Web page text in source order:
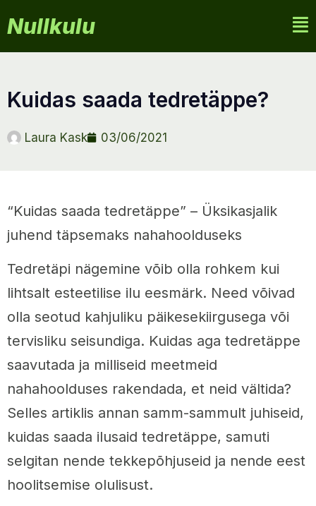
Nullkulu
kuidas saada tedretäppe?
Laura Kask 03/06/2021
“Kuidas saada tedretäppe” – Üksikasjalik
juhend täpsemaks nahahoolduseks
Tedretäpi nägemine võib olla rohkem kui
lihtsalt esteetilise ilu eesmärk. Need võivad
olla seotud kahjuliku päikesekiirgusega või
tervisliku seisundiga. Kuidas aga tedretäppe
saavutada ja milliseid meetmeid
nahahoolduses rakendada, et neid vältida?
Selles artiklis annan samm-sammult juhiseid,
kuidas saada ilusaid tedretäppe, samuti
selgitan nende tekkepõhjuseid ja nende eest
hoolitsemise olulisust.